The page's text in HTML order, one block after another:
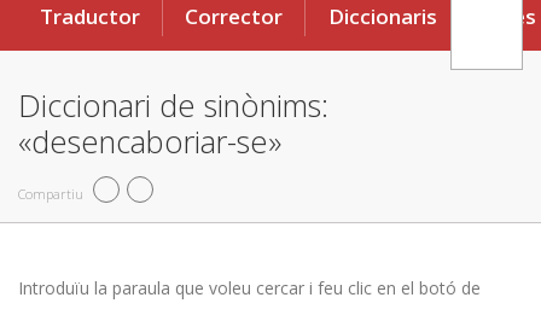
Traductor Corrector Diccionaris Eines
Diccionari de sinònims:
«desencaboriar-se»
Compartiu
Introduïu la paraula que voleu cercar i feu clic en el botó de